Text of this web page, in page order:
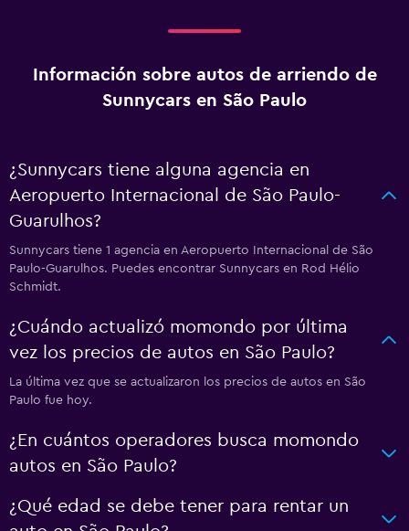
Información sobre autos de arriendo de
Sunnycars en São Paulo
¿Sunnycars tiene alguna agencia en
Aeropuerto Internacional de São Paulo-
Guarulhos?
Sunnycars tiene 1 agencia en Aeropuerto Internacional de São
Paulo-Guarulhos. Puedes encontrar Sunnycars en Rod Hélio
Schmidt.
¿Cuándo actualizó momondo por última
vez los precios de autos en São Paulo?
La última vez que se actualizaron los precios de autos en São
Paulo fue hoy.
¿En cuántos operadores busca momondo
autos en São Paulo?
¿Qué edad se debe tener para rentar un